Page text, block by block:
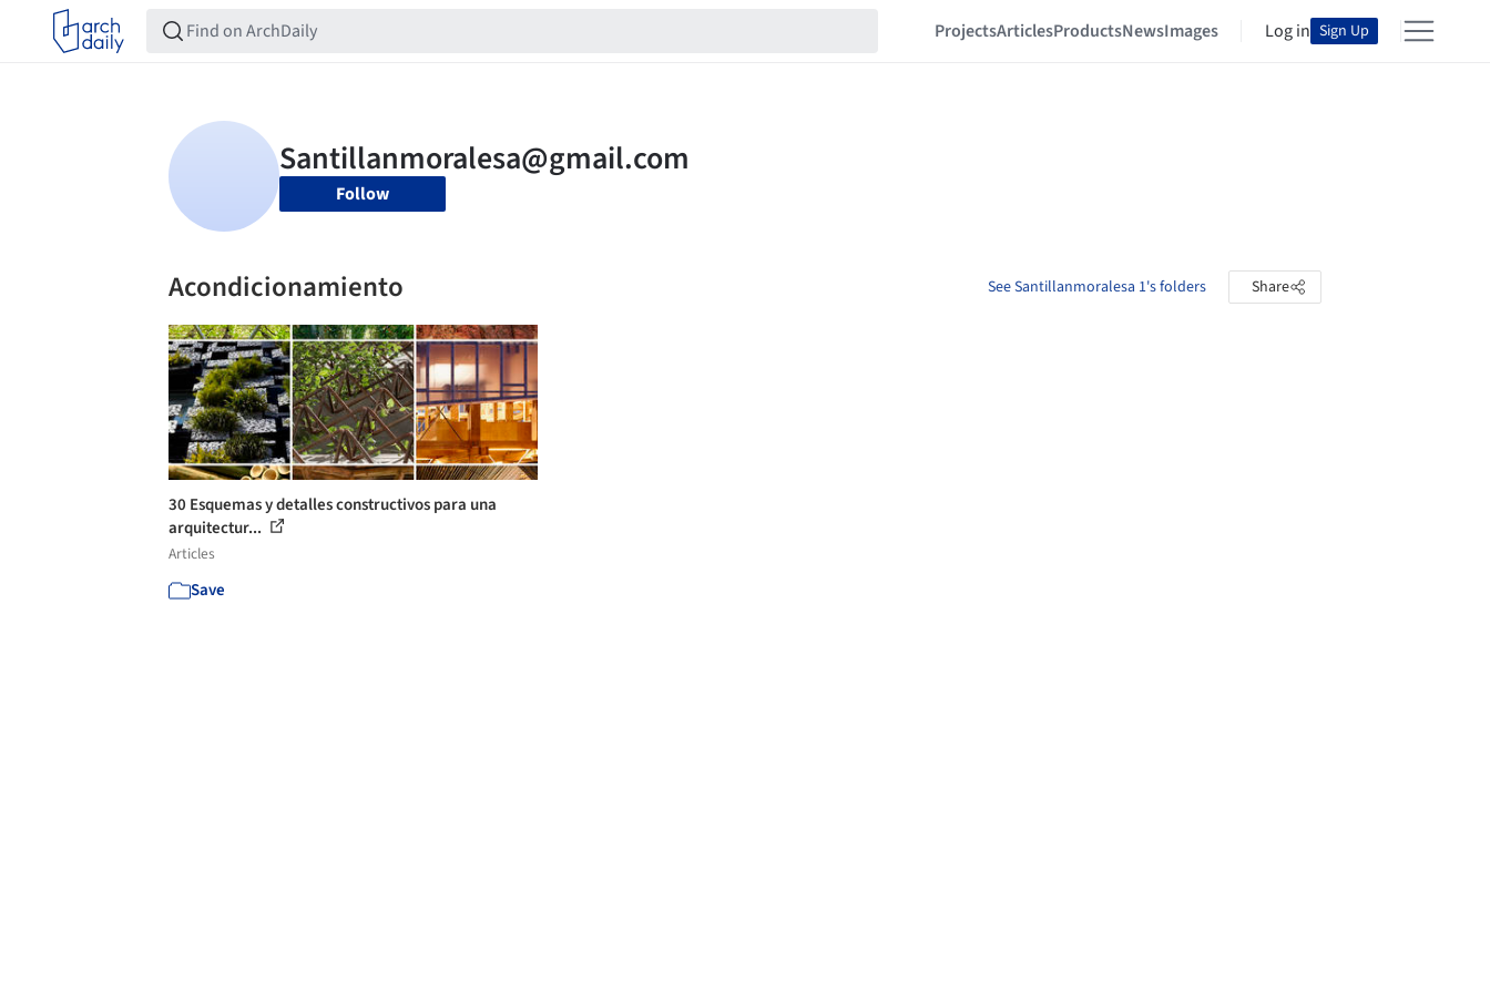
ProjectsArticlesProductsNewsImages Log in Sign Up
Follow
Acondicionamiento See Santillanmoralesa 1's folders Share
30 Esquemas y detalles constructivos para una
arquitectur...
Articles
Save